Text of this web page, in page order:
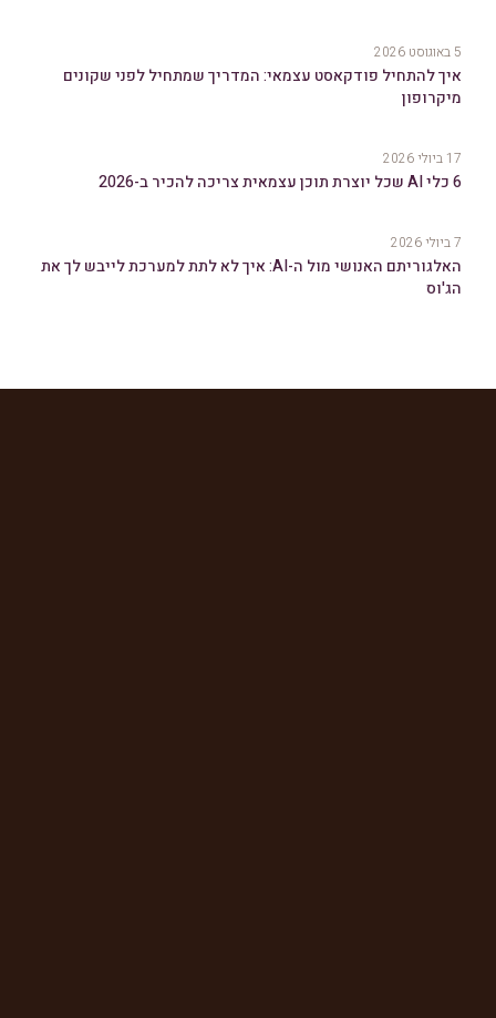
5 באוגוסט 2026
איך להתחיל פודקאסט עצמאי: המדריך שמתחיל לפני שקונים
מיקרופון
17 ביולי 2026
6 כלי AI שכל יוצרת תוכן עצמאית צריכה להכיר ב-2026
7 ביולי 2026
האלגוריתם האנושי מול ה-AI: איך לא לתת למערכת לייבש לך את
הג'וס